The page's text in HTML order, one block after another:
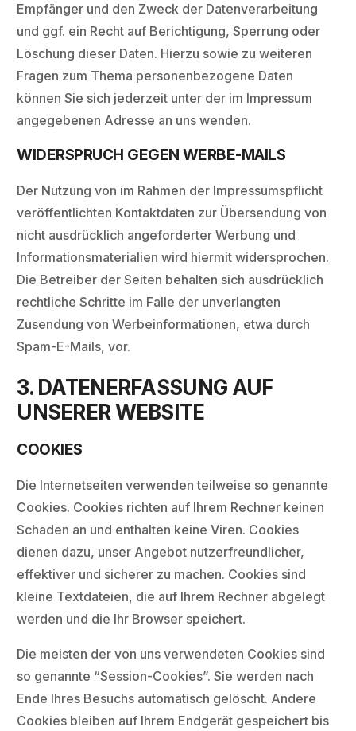
Empfänger und den Zweck der Datenverarbeitung
und ggf. ein Recht auf Berichtigung, Sperrung oder
Löschung dieser Daten. Hierzu sowie zu weiteren
Fragen zum Thema personenbezogene Daten
können Sie sich jederzeit unter der im Impressum
angegebenen Adresse an uns wenden.
WIDERSPRUCH GEGEN WERBE-MAILS
Der Nutzung von im Rahmen der Impressumspflicht
veröffentlichten Kontaktdaten zur Übersendung von
nicht ausdrücklich angeforderter Werbung und
Informationsmaterialien wird hiermit widersprochen.
Die Betreiber der Seiten behalten sich ausdrücklich
rechtliche Schritte im Falle der unverlangten
Zusendung von Werbeinformationen, etwa durch
Spam-E-Mails, vor.
3. DATENERFASSUNG AUF
UNSERER WEBSITE
COOKIES
Die Internetseiten verwenden teilweise so genannte
Cookies. Cookies richten auf Ihrem Rechner keinen
Schaden an und enthalten keine Viren. Cookies
dienen dazu, unser Angebot nutzerfreundlicher,
effektiver und sicherer zu machen. Cookies sind
kleine Textdateien, die auf Ihrem Rechner abgelegt
werden und die Ihr Browser speichert.
Die meisten der von uns verwendeten Cookies sind
so genannte “Session-Cookies”. Sie werden nach
Ende Ihres Besuchs automatisch gelöscht. Andere
Cookies bleiben auf Ihrem Endgerät gespeichert bis